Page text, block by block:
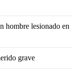
hombre lesionado en
grave